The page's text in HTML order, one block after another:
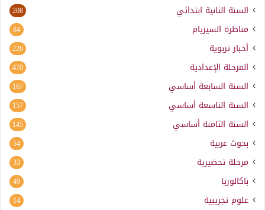
السنة الثانية ابتدائي 208
مناظرة السيزيام 84
أخبار تربوية 226
المرحلة الإعدادية 470
السنة السابعة أساسي 167
السنة التاسعة أساسي 157
السنة الثامنة أساسي 145
بحوث عربية 54
مرحلة تحضيرية 33
باكالوريا 49
علوم تجريبية 14